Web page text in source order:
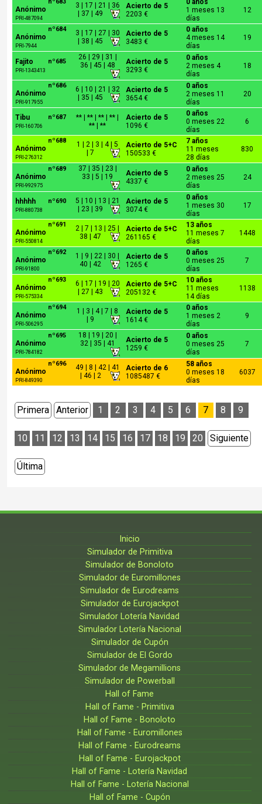
nº683
Anónimo
PRI-487094
3 | 17 | 21 | 36
| 37 | 49
Acierto de 5
2203 €
0 años
1 meses 13
días
12
nº684
Anónimo
PRI-7944
3 | 17 | 27 | 30
| 38 | 45
Acierto de 5
3483 €
0 años
4 meses 14
días
19
nº685
Fajito
PRI-1343413
26 | 29 | 31 |
36 | 45 | 48
Acierto de 5
3293 €
0 años
2 meses 4
días
18
nº686
Anónimo
PRI-917955
6 | 10 | 21 | 32
| 35 | 45
Acierto de 5
3654 €
0 años
2 meses 11
días
20
nº687
Tibu
PRI-160706
** | ** | ** | ** |
** | **
Acierto de 5
1096 €
0 años
0 meses 22
días
6
nº688
Anónimo
PRI-276312
1 | 2 | 3 | 4 | 5
| 7
Acierto de 5+C
150533 €
7 años
11 meses
28 días
830
nº689
Anónimo
PRI-992975
37 | 35 | 23 |
33 | 5 | 19
Acierto de 5
4337 €
0 años
2 meses 25
días
24
nº690
hhhhh
PRI-880738
5 | 10 | 13 | 21
| 23 | 39
Acierto de 5
3074 €
0 años
1 meses 30
días
17
nº691
Anónimo
PRI-550814
2 | 7 | 13 | 25 |
38 | 47
Acierto de 5+C
261165 €
13 años
11 meses 7
días
1448
nº692
Anónimo
PRI-91800
1 | 9 | 22 | 30 |
40 | 42
Acierto de 5
1265 €
0 años
0 meses 25
días
7
nº693
Anónimo
PRI-575334
6 | 17 | 19 | 20
| 27 | 43
Acierto de 5+C
205132 €
10 años
11 meses
14 días
1138
nº694
Anónimo
PRI-506295
1 | 3 | 4 | 7 | 8
| 9
Acierto de 5
1614 €
0 años
1 meses 2
días
9
nº695
Anónimo
PRI-784182
18 | 19 | 20 |
32 | 35 | 41
Acierto de 5
1259 €
0 años
0 meses 25
días
7
nº696
Anónimo
PRI-849390
49 | 8 | 42 | 41
| 46 | 2
Acierto de 6
1085487 €
58 años
0 meses 18
días
6037
Primera Anterior 1 2 3 4 5 6 7 8 9
10 11 12 13 14 15 16 17 18 19 20 Siguiente
Última
Inicio
Simulador de Primitiva
Simulador de Bonoloto
Simulador de Euromillones
Simulador de Eurodreams
Simulador de Eurojackpot
Simulador Lotería Navidad
Simulador Lotería Nacional
Simulador de Cupón
Simulador de El Gordo
Simulador de Megamillions
Simulador de Powerball
Hall of Fame
Hall of Fame - Primitiva
Hall of Fame - Bonoloto
Hall of Fame - Euromillones
Hall of Fame - Eurodreams
Hall of Fame - Eurojackpot
Hall of Fame - Lotería Navidad
Hall of Fame - Lotería Nacional
Hall of Fame - Cupón